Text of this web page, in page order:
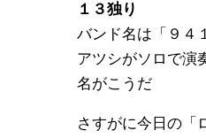
１３独り
バンド名は「９４
アツシがソロで演
名がこうだ
さすがに今日の「